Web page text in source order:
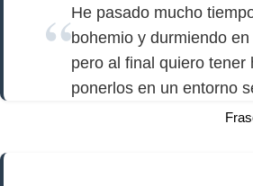
He pasado mucho
bohemio y durmiendo
pero al final quiero tener
ponerlos en un entorno